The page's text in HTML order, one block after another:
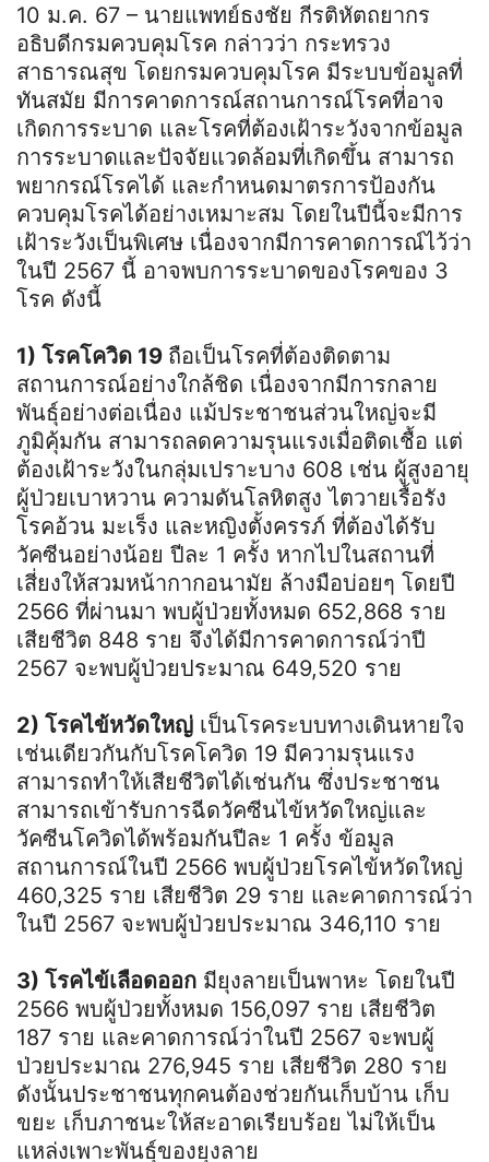
10 ม.ค. 67 – นายแพทย์ธงชัย กีรติหัตถยากร
อธิบดีกรมควบคุมโรค กล่าวว่า กระทรวง
สาธารณสุข โดยกรมควบคุมโรค มีระบบข้อมูลที่
ทันสมัย มีการคาดการณ์สถานการณ์โรคที่อาจ
เกิดการระบาด และโรคที่ต้องเฝ้าระวังจากข้อมูล
การระบาดและปัจจัยแวดล้อมที่เกิดขึ้น สามารถ
พยากรณ์โรคได้ และกำหนดมาตรการป้องกัน
ควบคุมโรคได้อย่างเหมาะสม โดยในปีนี้จะมีการ
เฝ้าระวังเป็นพิเศษ เนื่องจากมีการคาดการณ์ไว้ว่า
ในปี 2567 นี้ อาจพบการระบาดของโรคของ 3
โรค ดังนี้
1) โรคโควิด 19 ถือเป็นโรคที่ต้องติดตาม
สถานการณ์อย่างใกล้ชิด เนื่องจากมีการกลาย
พันธุ์อย่างต่อเนื่อง แม้ประชาชนส่วนใหญ่จะมี
ภูมิคุ้มกัน สามารถลดความรุนแรงเมื่อติดเชื้อ แต่
ต้องเฝ้าระวังในกลุ่มเปราะบาง 608 เช่น ผู้สูงอายุ
ผู้ป่วยเบาหวาน ความดันโลหิตสูง ไตวายเรื้อรัง
โรคอ้วน มะเร็ง และหญิงตั้งครรภ์ ที่ต้องได้รับ
วัคซีนอย่างน้อย ปีละ 1 ครั้ง หากไปในสถานที่
เสี่ยงให้สวมหน้ากากอนามัย ล้างมือบ่อยๆ โดยปี
2566 ที่ผ่านมา พบผู้ป่วยทั้งหมด 652,868 ราย
เสียชีวิต 848 ราย จึงได้มีการคาดการณ์ว่าปี
2567 จะพบผู้ป่วยประมาณ 649,520 ราย
2) โรคไข้หวัดใหญ่ เป็นโรคระบบทางเดินหายใจ
เช่นเดียวกันกับโรคโควิด 19 มีความรุนแรง
สามารถทำให้เสียชีวิตได้เช่นกัน ซึ่งประชาชน
สามารถเข้ารับการฉีดวัคซีนไข้หวัดใหญ่และ
วัคซีนโควิดได้พร้อมกันปีละ 1 ครั้ง ข้อมูล
สถานการณ์ในปี 2566 พบผู้ป่วยโรคไข้หวัดใหญ่
460,325 ราย เสียชีวิต 29 ราย และคาดการณ์ว่า
ในปี 2567 จะพบผู้ป่วยประมาณ 346,110 ราย
3) โรคไข้เลือดออก มียุงลายเป็นพาหะ โดยในปี
2566 พบผู้ป่วยทั้งหมด 156,097 ราย เสียชีวิต
187 ราย และคาดการณ์ว่าในปี 2567 จะพบผู้
ป่วยประมาณ 276,945 ราย เสียชีวิต 280 ราย
ดังนั้นประชาชนทุกคนต้องช่วยกันเก็บบ้าน เก็บ
ขยะ เก็บภาชนะให้สะอาดเรียบร้อย ไม่ให้เป็น
แหล่งเพาะพันธุ์ของยุงลาย